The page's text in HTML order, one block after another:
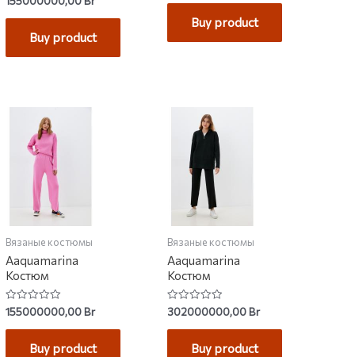
0
out
Buy product
Buy product
Вязаные костюмы
Aaquamarina
Костюм
Rated
0
out
155000000,00Br
Buy product
Вязаные костюмы
Aaquamarina
Костюм
Rated
0
out
302000000,00Br
Buy product